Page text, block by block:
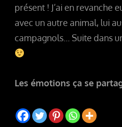
présent ! J’ai en revanche
avec un autre animal, lui
campagnols… Suite dans
Les émotions ça se